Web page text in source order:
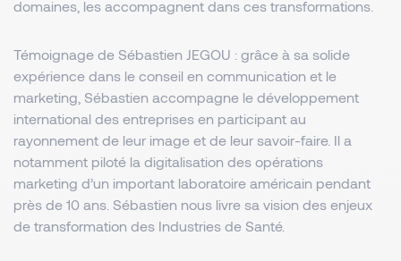
domaines, les accompagnent dans ces transformations.
Témoignage de Sébastien JEGOU : grâce à sa solide
expérience dans le conseil en communication et le
marketing, Sébastien accompagne le développement
international des entreprises en participant au
rayonnement de leur image et de leur savoir-faire. Il a
notamment piloté la digitalisation des opérations
marketing d’un important laboratoire américain pendant
près de 10 ans. Sébastien nous livre sa vision des enjeux
de transformation des Industries de Santé.